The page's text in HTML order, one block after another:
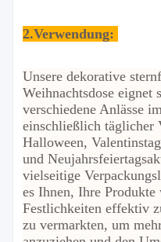
2.Verwendung:
Unsere dekorative
Weihnachtsdose eignet
verschiedene Anlässe
einschließlich täglicher
Halloween,
und
vielseitige
es Ihnen, Ihre Produkte
Festlichkeiten effektiv
zu vermarkten, um